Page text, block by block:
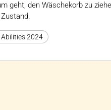
geht, den Wäschekorb zu
2024